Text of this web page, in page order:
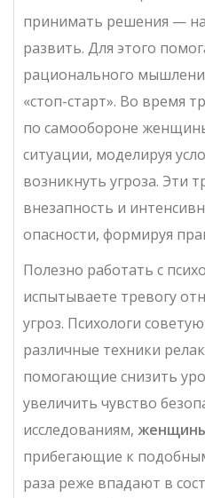
принимать решения —
развить. Для этого
рационального
«стоп-старт». Во время
по самообороне
ситуации, моделируя
возникнуть угроза. Эти
внезапность и
опасности, формируя
Полезно работать с
испытываете тревогу
угроз. Психологи
различные техники
помогающие снизить
увеличить чувство
исследованиям,
прибегающие к
раза реже впадают в